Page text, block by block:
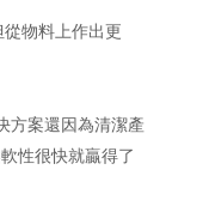
物料上作出更
方案還因為清潔產
性很快就贏得了